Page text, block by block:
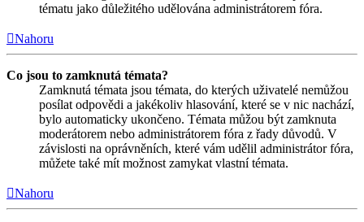
tématu jako důležitého udělována administrátorem fóra.
Nahoru
Co jsou to zamknutá témata?
Zamknutá témata jsou témata, do kterých uživatelé nemůžou
posílat odpovědi a jakékoliv hlasování, které se v nic nachází,
bylo automaticky ukončeno. Témata můžou být zamknuta
moderátorem nebo administrátorem fóra z řady důvodů. V
závislosti na oprávněních, které vám udělil administrátor fóra,
můžete také mít možnost zamykat vlastní témata.
Nahoru